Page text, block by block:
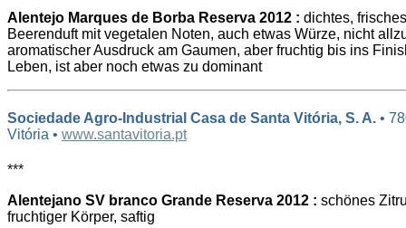
Alentejo Marques de Borba Reserva 2012 : dichtes,
Beerenduft mit vegetalen Noten, auch etwas Würze, nicht
aromatischer Ausdruck am Gaumen, aber fruchtig bis ins
Leben, ist aber noch etwas zu dominant
Sociedade Agro-Industrial Casa de Santa Vitória, S. A. •
Vitória • www.santavitoria.pt
***
Alentejano SV branco Grande Reserva 2012 : schönes
fruchtiger Körper, saftig